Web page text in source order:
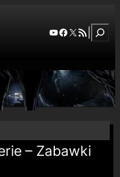
YouTube
Facebook
X RSS Feed
– Zabawki